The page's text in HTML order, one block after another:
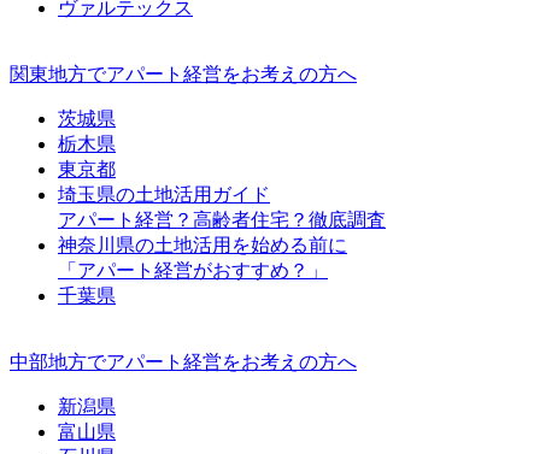
ヴァルテックス
関東地方でアパート経営をお考えの方へ
茨城県
栃木県
東京都
埼玉県の土地活用ガイド
アパート経営？高齢者住宅？徹底調査
神奈川県の土地活用を始める前に
「アパート経営がおすすめ？」
千葉県
中部地方でアパート経営をお考えの方へ
新潟県
富山県